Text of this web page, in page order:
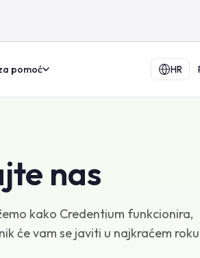
pomoć HR
nas
kako Credentium funkcionira,
će vam se javiti u najkraćem